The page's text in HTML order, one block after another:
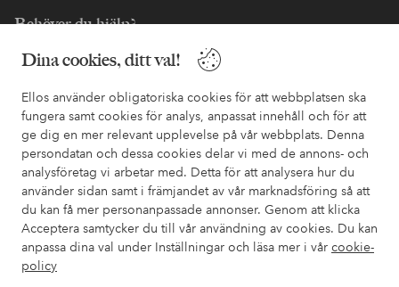
Dina cookies, ditt val!
Ellos använder obligatoriska cookies för att webbplatsen ska
fungera samt cookies för analys, anpassat innehåll och för att
ge dig en mer relevant upplevelse på vår webbplats. Denna
persondatan och dessa cookies delar vi med de annons- och
analysföretag vi arbetar med. Detta för att analysera hur du
använder sidan samt i främjandet av vår marknadsföring så att
du kan få mer personanpassade annonser. Genom att klicka
Acceptera samtycker du till vår användning av cookies. Du kan
anpassa dina val under Inställningar och läsa mer i vår cookie-
policy
Behöver du hjälp?
I vår FAQ hittar du svaren på de vanligaste frågorna. Här finns
också information om hur du enklast kontaktar oss.
Kundservice Beställning Betalsätt
Mina sidor
Om Ellos